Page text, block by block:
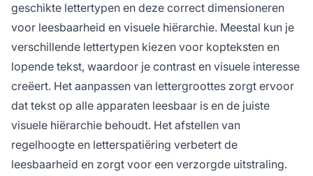
geschikte lettertypen en deze correct dimensioneren
voor leesbaarheid en visuele hiërarchie. Meestal kun je
verschillende lettertypen kiezen voor kopteksten en
lopende tekst, waardoor je contrast en visuele interesse
creëert. Het aanpassen van lettergroottes zorgt ervoor
dat tekst op alle apparaten leesbaar is en de juiste
visuele hiërarchie behoudt. Het afstellen van
regelhoogte en letterspatiëring verbetert de
leesbaarheid en zorgt voor een verzorgde uitstraling.